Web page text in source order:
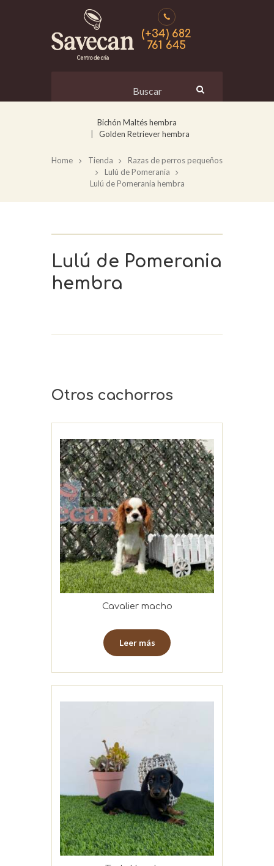
(+34) 682
761 645
Bichón Maltés hembra
Golden Retriever hembra
Home Tienda
Razas de perros pequeños
Lulú de Pomerania
Lulú de Pomerania hembra
Lulú de Pomerania
hembra
Otros cachorros
Cavalier macho
Leer más